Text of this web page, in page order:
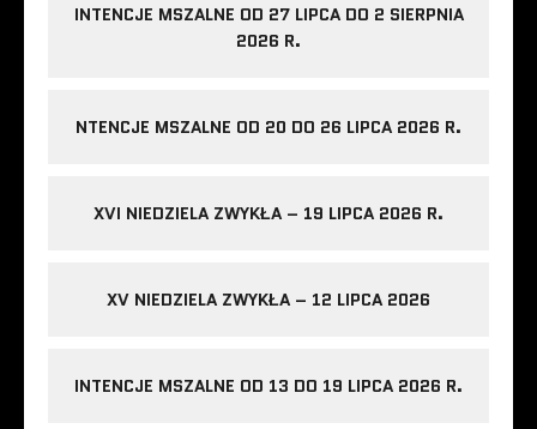
INTENCJE MSZALNE OD 27 LIPCA DO 2 SIERPNIA
2026 R.
NTENCJE MSZALNE OD 20 DO 26 LIPCA 2026 R.
XVI NIEDZIELA ZWYKŁA – 19 LIPCA 2026 R.
XV NIEDZIELA ZWYKŁA – 12 LIPCA 2026
INTENCJE MSZALNE OD 13 DO 19 LIPCA 2026 R.